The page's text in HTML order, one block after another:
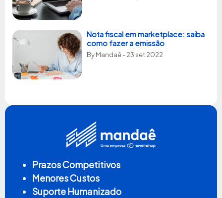
Nota fiscal em marketplace: saiba
como fazer a emissão
ByMandaê- 23 set 2022
Prazos Competitivos
Menores Custos
Suporte Humanizado